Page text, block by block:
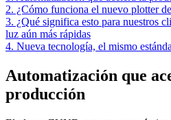
2. ¿Cómo funciona el nuevo plotter
3. ¿Qué significa esto para nuestros
luz aún más rápidas
4. Nueva tecnología, el mismo
Automatización que
producción